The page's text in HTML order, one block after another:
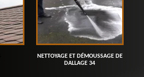
NETTOYAGE ET DÉMOUSSAGE DE
DALLAGE 34